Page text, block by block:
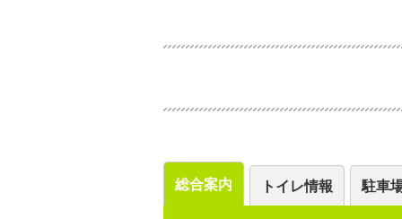
総合案内 トイレ情報 駐車